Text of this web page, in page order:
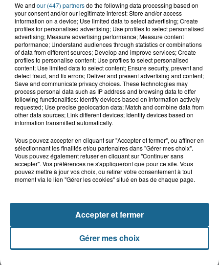
5 août 2026
Boulogne-sur-Mer : un obus ramené
dans un camp de gens du voyage
5 août 2026
Berck : une fillette de 5 ans percutée
par une voiture
We and our (447) partnersdo the following data processing based on
your consent and/or our legitimate interest: Store and/or access
information on a device; Use limited data to select advertising; Create
profiles for personalised advertising; Use profiles to select personalised
advertising; Measure advertising performance; Measure content
performance; Understand audiences through statistics or combinations
of data from different sources; Develop and improve services; Create
profiles to personalise content; Use profiles to select personalised
content; Use limited data to select content; Ensure security, prevent and
detect fraud, and fix errors; Deliver and present advertising and content;
Save and communicate privacy choices. These technologies may
process personal data such as IP address and browsing data to offer
following functionalities: Identify devices based on information actively
requested; Use precise geolocation data; Match and combine data from
other data sources; Link different devices; Identify devices based on
information transmitted automatically.
Vous pouvez accepter en cliquant sur "Accepter et fermer", ou affiner en
sélectionnant les finalités et/ou partenaires dans "Gérer mes choix".
Vous pouvez également refuser en cliquant sur "Continuer sans
accepter". Vos préférences ne s'appliqueront que pour ce site. Vous
pouvez mettre à jour vos choix, ou retirer votre consentement à tout
moment via le lien "Gérer les cookies" situé en bas de chaque page.
Gérer mes choix
Accepter et fermer